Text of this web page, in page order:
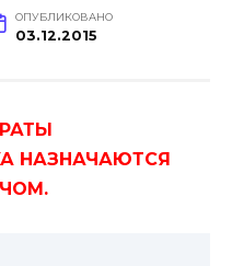
ОПУБЛИКОВАНО
03.12.2015
НАЗНАЧАЮТСЯ